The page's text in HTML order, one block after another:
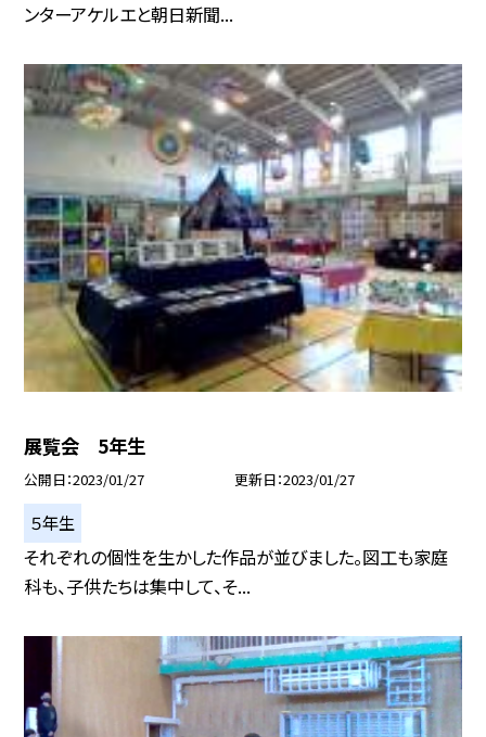
ンターアケルエと朝日新聞...
展覧会 5年生
公開日 2023/01/27 更新日 2023/01/27
５年生
それぞれの個性を生かした作品が並びました。図工も家庭
科も、子供たちは集中して、そ...